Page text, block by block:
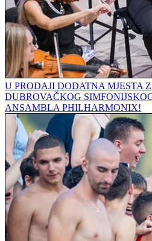
U PRODAJI DODATNA MJESTA
DUBROVAČKOG
ANSAMBLA PHILHARMONIX!